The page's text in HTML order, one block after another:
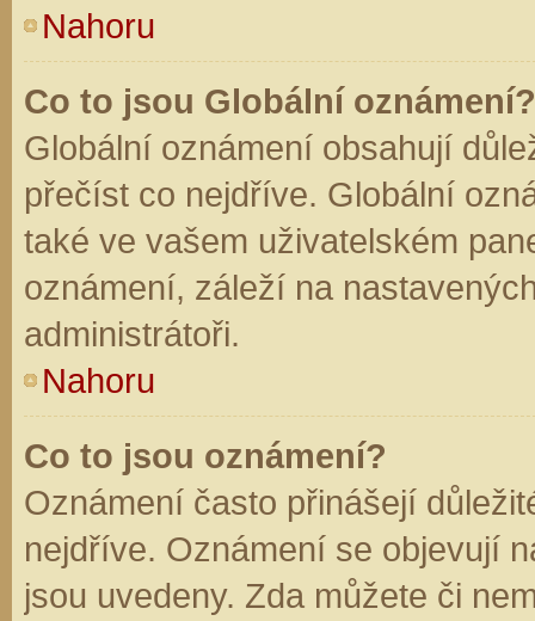
Nahoru
Co to jsou Globální oznámení?
Globální oznámení obsahují
přečíst co nejdříve. Globální
také ve vašem uživatelském
oznámení, záleží na
administrátoři.
Nahoru
Co to jsou oznámení?
Oznámení často přinášejí
nejdříve. Oznámení se objevují
jsou uvedeny. Zda můžete či